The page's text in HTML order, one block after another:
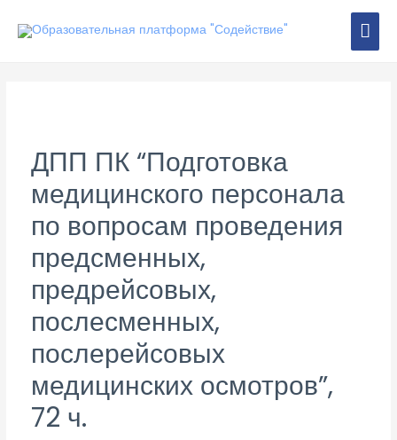
ДПП ПК “Подготовка
медицинского персонала
по вопросам проведения
предсменных,
предрейсовых,
послесменных,
послерейсовых
медицинских осмотров”,
72 ч.